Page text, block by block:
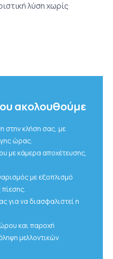
λύση χωρίς
ακολουθούμε
στην κλήση σας, με
ώρας.
με κάμερα αποχέτευσης,
με εξοπλισμό
για να διασφαλιστεί η
και παροχή
μελλοντικών